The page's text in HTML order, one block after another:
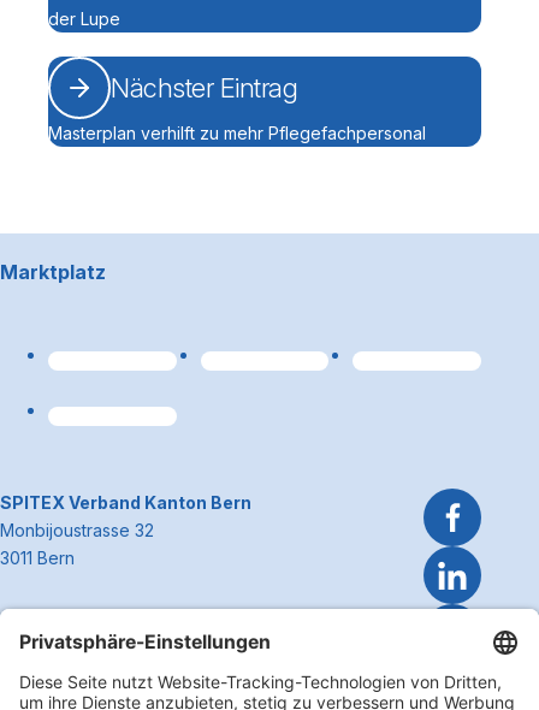
der Lupe
Nächster Eintrag
Masterplan verhilft zu mehr Pflegefachpersonal
Marktplatz
~Kontaktinformationen
SPITEX Verband Kanton Bern
Monbijoustrasse 32
3011 Bern
E-Mailinfo@spitexbe.ch